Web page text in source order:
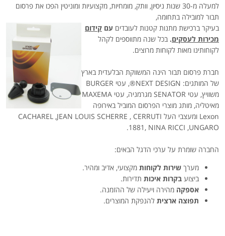
למעלה מ-30 שנות ניסיון, וותק, מומחיות, מקצועיות ומוניטין הפכו את פרסום
תבור למובילה בתחומה,
בעיקר ברכישת מתנות קטנות לעובדים עם קידום
מכירות לעסקים. בכל שנה מתווספים לקהל
לקוחותינו מאות לקוחות מרוצים.
חברת פרסום תבור הינה המשווקת הבלעדית בארץ
של המותגים: ®NEXT DESIGN, עטי BURGER
משוויץ, עטי SENATOR מגרמניה, עטי MAXEMA
מאיטליה, מותג מוצרי הפרסום המוביל באירופה
Lexon ומעצבי העל CACHAREL ,JEAN LOUIS SCHERRE , CERRUTI
1881, NINA RICCI ,UNGARO
.
החברה שומרת על ערכי הדגל הבאים:
מערך שירות לקוחות מקצועי, אדיב ומהיר.
ביצוע בקרות איכות תדירות.
אספקה מהירה ויעילה של ההזמנה.
תפוצה ארצית להנפקת המוצרים.